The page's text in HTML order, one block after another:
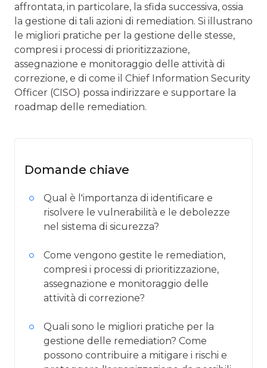
affrontata, in particolare, la sfida successiva, ossia
la gestione di tali azioni di remediation. Si illustrano
le migliori pratiche per la gestione delle stesse,
compresi i processi di prioritizzazione,
assegnazione e monitoraggio delle attività di
correzione, e di come il Chief Information Security
Officer (CISO) possa indirizzare e supportare la
roadmap delle remediation.
Domande chiave
Qual è l'importanza di identificare e
risolvere le vulnerabilità e le debolezze
nel sistema di sicurezza?
Come vengono gestite le remediation,
compresi i processi di prioritizzazione,
assegnazione e monitoraggio delle
attività di correzione?
Quali sono le migliori pratiche per la
gestione delle remediation? Come
possono contribuire a mitigare i rischi e